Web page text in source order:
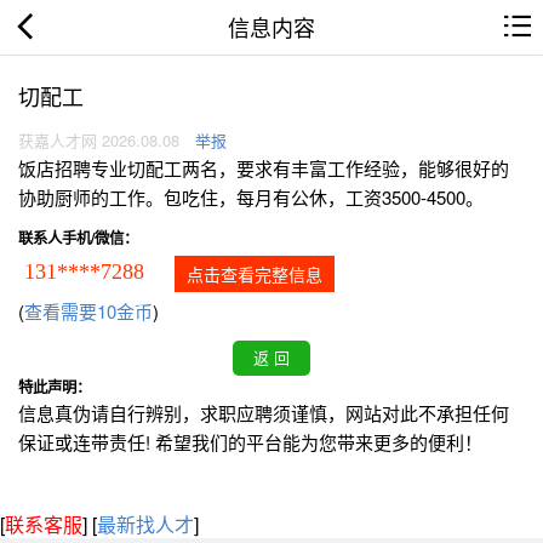
信息内容
切配工
获嘉人才网 2026.08.08 举报
饭店招聘专业切配工两名，要求有丰富工作经验，能够很好的
协助厨师的工作。包吃住，每月有公休，工资3500-4500。
联系人手机/微信：
131****7288 点击查看完整信息
(查看需要10金币)
特此声明：
信息真伪请自行辨别，求职应聘须谨慎，网站对此不承担任何
保证或连带责任! 希望我们的平台能为您带来更多的便利！
[联系客服] [最新找人才]